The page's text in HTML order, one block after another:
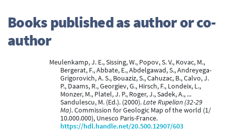
Books published as author or co-
author
Meulenkamp, J. E., Sissing, W., Popov, S. V., Kovac, M.,
Bergerat, F., Abbate, E., Abdelgawad, S., Andreyega-
Grigorovich, A. S., Bouaziz, S., Cahuzac, B., Calvo, J.
P., Daams, R., Georgiev, G., Hirsch, F., Londeix, L.,
Monzer, M., Platel, J. P., Roger, J., Sadek, A., ...
Sandulescu, M. (Ed.). (2000).Late Rupelian (32-29
Ma). Commission for Geologic Map of the world (1/
10.000.000), Unesco Paris-France.
https://hdl.handle.net/20.500.12907/603